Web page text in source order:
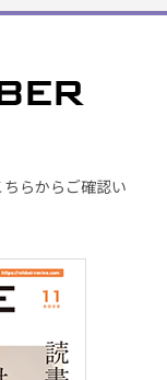
らからご確認い